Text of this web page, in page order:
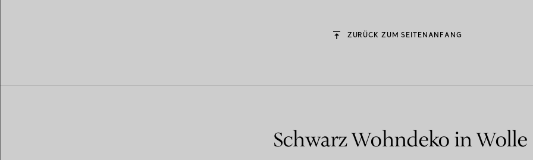
ZURÜCK ZUM SEITENANFANG
Schwarz Wohndeko in Wolle